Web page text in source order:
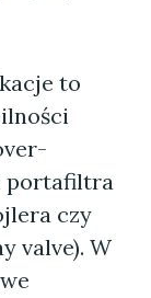
to
portafiltra
czy
valve). W